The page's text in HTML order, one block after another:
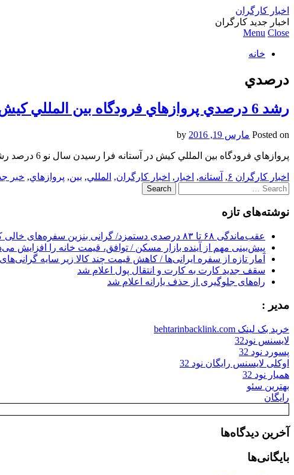
اخبار کارگران
اخبار جدید کارگران
Menu Close
خانه
درصدي
رشد 6 درصدي پروازهاي فرودگاه بين المللي كيش در آستانه سال نو
Posted on مارس 19, 2016
پروازهاي فرودگاه بين المللي كيش در آستانه فرا رسيدن سال نو 6 درصد رشد داشته است آلرژی و تغذیه باران فیلم
اخبار کارگران ۶, آستانه, اخبار , اخبار کارگران, المللي, بين, پروازهاي, خبر
Search
for:
نوشته‌های تازه
عقب‌ماندگی ۶۸ تا ۸۳ درصدی دستمزد/ گرانی بنزین سفره‌های خالی کارگران را ذوب می‌کند
پیش‌بینی مهم از آینده بازار مسکن / توافق، قیمت خانه را افزایش
آمار تازه از سفره ایرانی‌ها / کاهش قیمت چند کالا زیر سایه
سقف جدید کارت به کارت و انتقال پول اعلام شد
راه‌های جلوگیری از حذف یارانه اعلام شد
مدیر :
خرید بک لینک behtarinbacklink.com
لایسنس نود32
پسورد نود 32
اوکلی لایسنس رایگان نود 32
همیار نود 32
بهترین سئو
رایگان
آخرین دیدگاه‌ها
بایگانی‌ها